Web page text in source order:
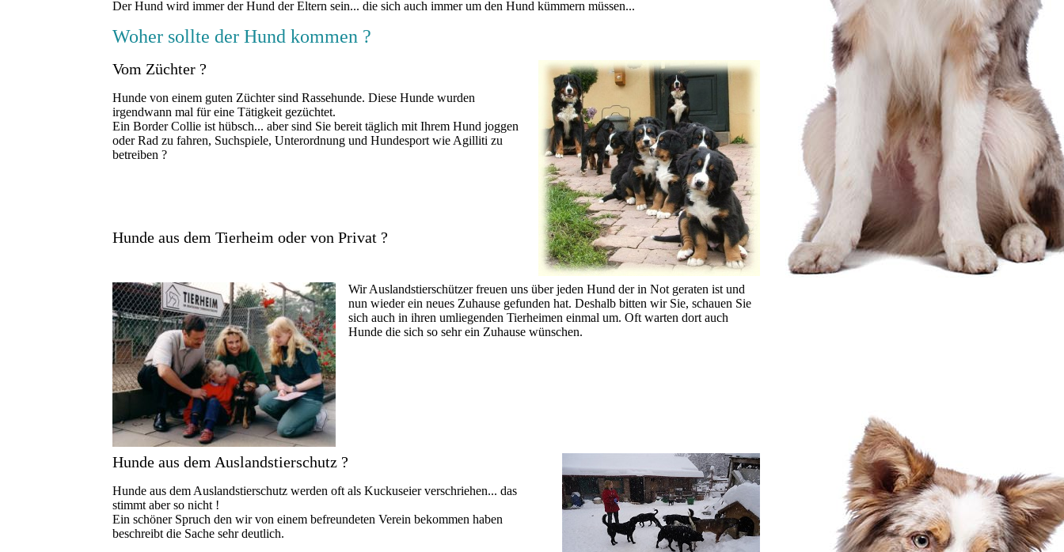
Der Hund wird immer der Hund der Eltern sein... die sich auch immer um den Hund kümmern müssen...
Woher sollte der Hund kommen ?
Vom Züchter ?
Hunde von einem guten Züchter sind Rassehunde. Diese Hunde wurden
irgendwann mal für eine Tätigkeit gezüchtet.
Ein Border Collie ist hübsch... aber sind Sie bereit täglich mit Ihrem Hund joggen
oder Rad zu fahren, Suchspiele, Unterordnung und Hundesport wie Agilliti zu
betreiben ?
Hunde aus dem Tierheim oder von Privat ?
Wir Auslandstierschützer freuen uns über jeden Hund der in Not geraten ist und
nun wieder ein neues Zuhause gefunden hat. Deshalb bitten wir Sie, schauen Sie
sich auch in ihren umliegenden Tierheimen einmal um. Oft warten dort auch
Hunde die sich so sehr ein Zuhause wünschen.
Hunde aus dem Auslandstierschutz ?
Hunde aus dem Auslandstierschutz werden oft als Kuckuseier verschriehen... das
stimmt aber so nicht !
Ein schöner Spruch den wir von einem befreundeten Verein bekommen haben
beschreibt die Sache sehr deutlich.